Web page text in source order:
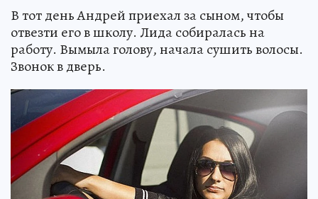
В тот день Андрей приехал за сыном, чтобы
отвезти его в школу. Лида собиралась на
работу. Вымыла голову, начала сушить волосы.
Звонок в дверь.